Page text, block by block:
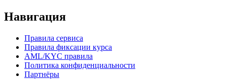
Навигация
Правила сервиса
Правила фиксации курса
AML/KYC правила
Политика конфиденциальности
Партнёры